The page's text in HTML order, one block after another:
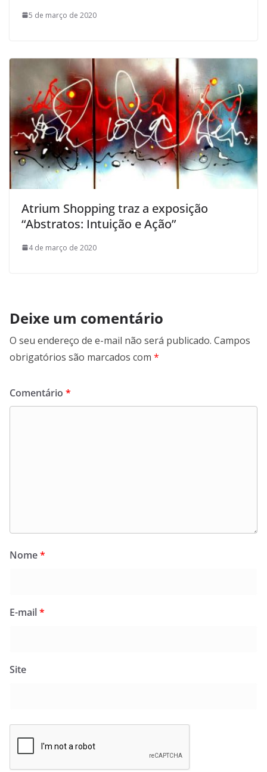
5 de março de 2020
Atrium Shopping traz a exposição
“Abstratos: Intuição e Ação”
4 de março de 2020
Deixe um comentário
O seu endereço de e-mail não será publicado. Campos
obrigatórios são marcados com *
Comentário *
Nome*
E-mail*
Site